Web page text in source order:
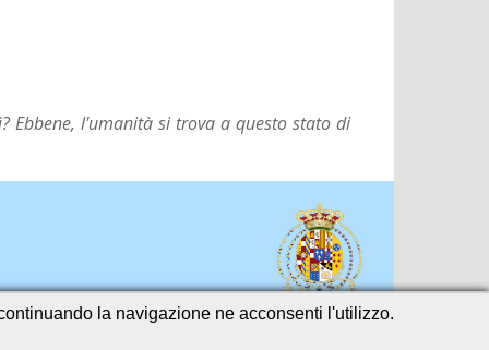
Ebbene, l'umanità si trova a questo stato di
la navigazione ne acconsenti l'utilizzo.